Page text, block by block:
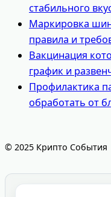
стабильного
Маркировка
правила и
Вакцинация
график и
Профилактика
обработать от
© 2025 Крипто События